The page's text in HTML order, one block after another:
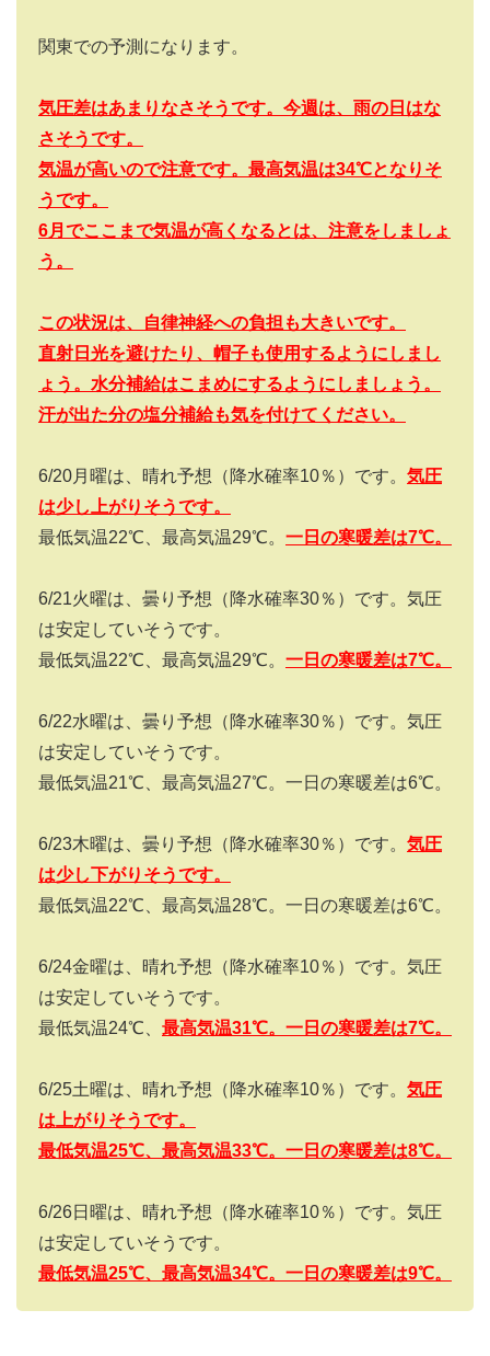
関東での予測になります。
気圧差はあまりなさそうです。今週は、雨の日はな
さそうです。
気温が高いので注意です。最高気温は34℃となりそ
うです。
6月でここまで気温が高くなるとは、注意をしましょ
う。
この状況は、自律神経への負担も大きいです。
直射日光を避けたり、帽子も使用するようにしまし
ょう。水分補給はこまめにするようにしましょう。
汗が出た分の塩分補給も気を付けてください。
6/20月曜は、晴れ予想（降水確率10％）です。 気圧
は少し上がりそうです。
最低気温22℃、最高気温29℃。 一日の寒暖差は7℃。
6/21火曜は、曇り予想（降水確率30％）です。気圧
は安定していそうです。
最低気温22℃、最高気温29℃。 一日の寒暖差は7℃。
6/22水曜は、曇り予想（降水確率30％）です。気圧
は安定していそうです。
最低気温21℃、最高気温27℃。一日の寒暖差は6℃。
6/23木曜は、曇り予想（降水確率30％）です。 気圧
は少し下がりそうです。
最低気温22℃、最高気温28℃。一日の寒暖差は6℃。
6/24金曜は、晴れ予想（降水確率10％）です。気圧
は安定していそうです。
最低気温24℃、 最高気温31℃。 一日の寒暖差は7℃。
6/25土曜は、晴れ予想（降水確率10％）です。 気圧
は上がりそうです。
最低気温25℃、最高気温33℃。 一日の寒暖差は8℃。
6/26日曜は、晴れ予想（降水確率10％）です。気圧
は安定していそうです。
最低気温25℃、最高気温34℃。一日の寒暖差は9℃。